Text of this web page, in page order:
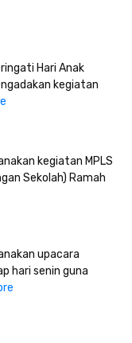
Hari Anak
kegiatan
kegiatan MPLS
Sekolah) Ramah
upacara
hari senin guna